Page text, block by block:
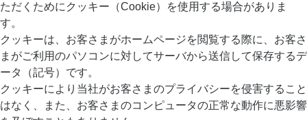
ただくためにクッキー（Cookie）を使用する場合がありま
す。
クッキーは、お客さまがホームページを閲覧する際に、お客さ
まがご利用のパソコンに対してサーバから送信して保存するデ
ータ（記号）です。
クッキーにより当社がお客さまのプライバシーを侵害すること
はなく、また、お客さまのコンピュータの正常な動作に悪影響